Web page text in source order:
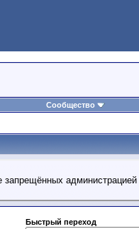
Сообщество
запрещённых
Быстрый переход